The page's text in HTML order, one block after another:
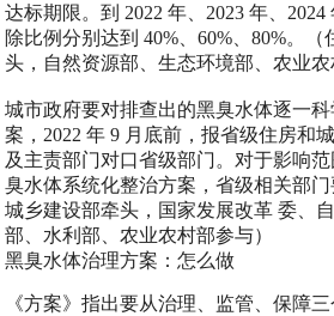
达标期限。到 2022 年、2023 年、
除比例分别达到 40%、60%、80%。
头，自然资源部、生态环境部、农业农
城市政府要对排查出的黑臭水体逐一
案，2022 年 9 月底前，报省级住房和
及主责部门对口省级部门。对于影响
臭水体系统化整治方案，省级相关部
城乡建设部牵头，国家发展改革 委、
部、水利部、农业农村部参与）
黑臭水体治理方案：怎么做
《方案》指出要从治理、监管、保障